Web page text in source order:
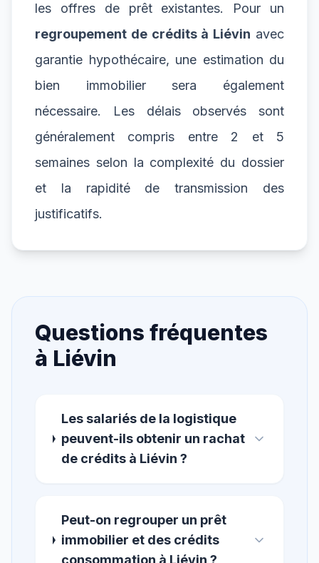
les offres de prêt existantes. Pour un
regroupement de crédits à Liévin avec
garantie hypothécaire, une estimation du
bien immobilier sera également
nécessaire. Les délais observés sont
généralement compris entre 2 et 5
semaines selon la complexité du dossier
et la rapidité de transmission des
justificatifs.
Questions fréquentes
à Liévin
Les salariés de la logistique
peuvent-ils obtenir un rachat
de crédits à Liévin ?
Peut-on regrouper un prêt
immobilier et des crédits
consommation à Liévin ?